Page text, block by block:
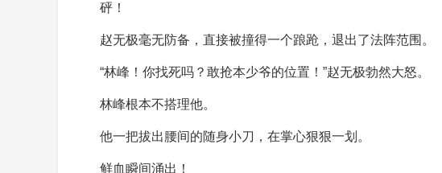
砰！
赵无极毫无防备，直接被撞得一个踉跄，退出了法阵范围。
“林峰！你找死吗？敢抢本少爷的位置！”赵无极勃然大怒。
林峰根本不搭理他。
他一把拔出腰间的随身小刀，在掌心狠狠一划。
鲜血瞬间涌出！